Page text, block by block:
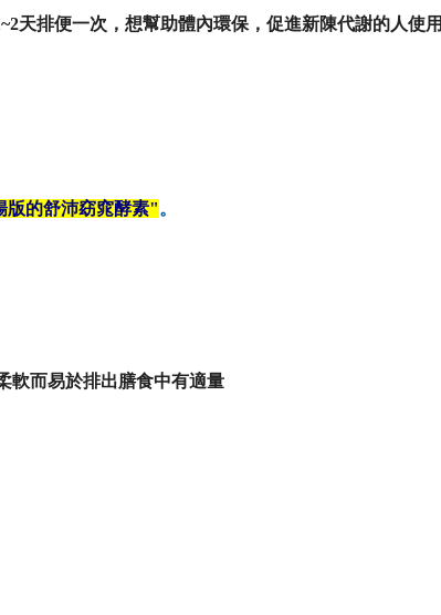
天排便一次，想幫助體內環保，促進新陳代謝的人使用
版的舒沛窈窕酵素"。
軟而易於排出膳食中有適量